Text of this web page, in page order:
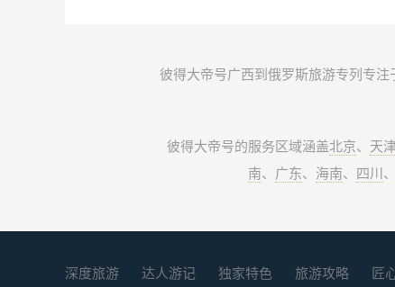
彼得大帝号广西到俄罗斯旅游专列专
彼得大帝号的服务区域涵盖北京、 天
南、 广东、 海南、 四川、
深度旅游 达人游记 独家特色 旅游攻略 匠